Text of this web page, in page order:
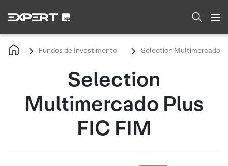
Fundos de Investimento Selection Multimercado
Selection
Multimercado Plus
FIC FIM